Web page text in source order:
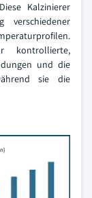
Kalzinierer
kontrollierte,
und die
sie die